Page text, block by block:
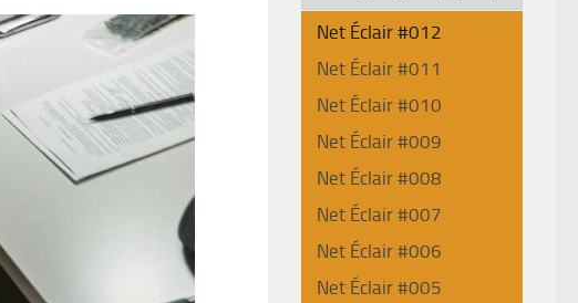
Net Éclair #012
Net Éclair #011
Net Éclair #010
Net Éclair #009
Net Éclair #008
Net Éclair #007
Net Éclair #006
Net Éclair #005